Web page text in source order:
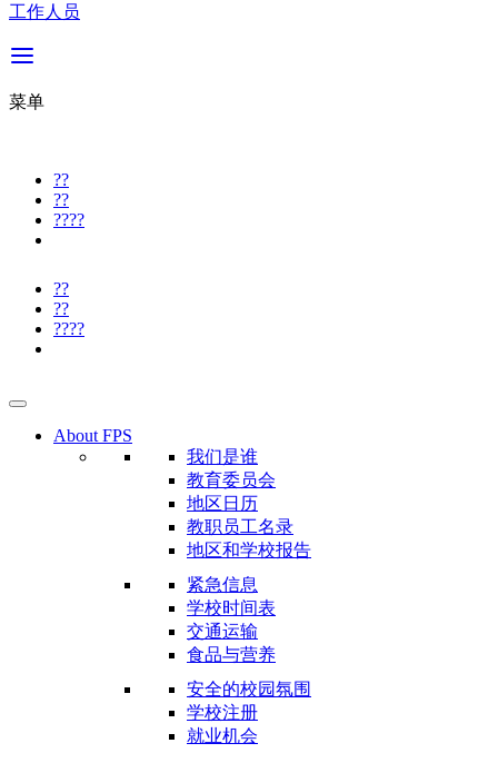
工作人员
菜单
??
??
????
??
??
????
About FPS
我们是谁
教育委员会
地区日历
教职员工名录
地区和学校报告
紧急信息
学校时间表
交通运输
食品与营养
安全的校园氛围
学校注册
就业机会